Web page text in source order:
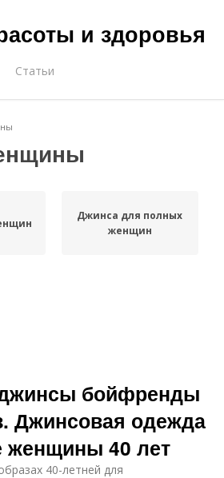
и здоровья
Статьи
Джинса для полных
женщин
бойфренды
Джинсовая одежда
женщины 40 лет
40-летней для